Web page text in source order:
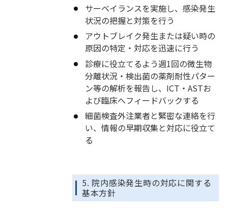
サーベイランスを実施し、感染発生
状況の把握と対策を行う
アウトブレイク発生または疑い時の
原因の特定・対応を迅速に行う
診療に役立てるよう週1回の微生物
分離状況・検出菌の薬剤耐性パター
ン等の解析を報告し、ICT・ASTお
よび臨床へフィードバックする
細菌検査外注業者と緊密な連絡を行
い、情報の早期収集と対応に役立て
る
5. 院内感染発生時の対応に関する
基本方針